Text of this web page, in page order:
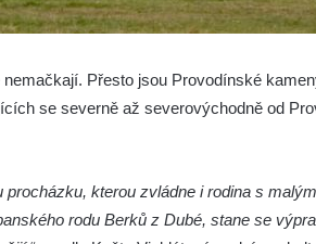
Přesto jsou Provodínské
se severně až severovýchodně od
kterou zvládne i rodina s
rodu Berků z Dubé, stane se